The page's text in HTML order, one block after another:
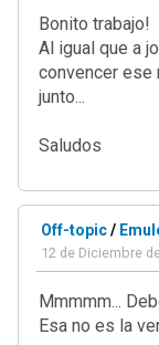
Bonito trabajo!
Al igual que a
convencer ese
junto...
Saludos
Off-topic/
12 de Diciembre
Mmmmm...
Esa no es la